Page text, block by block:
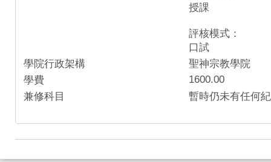
授課
評核模式：
口試
學院行政架構
聖神宗教學院
學費
1600.00
兼修科目
暫時仍未有任何